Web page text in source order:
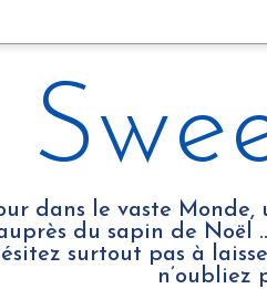
dans le vaste Monde,
du sapin de Noël
surtout pas à
n’oubliez